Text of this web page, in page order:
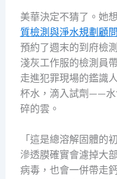
美華決定不猜了。她
質檢測與淨水規劃顧
預約了週末的到府檢
淺灰工作服的檢測員
走進犯罪現場的鑑識
杯水，滴入試劑——水
碎的雲。
「這是總溶解固體的
滲透膜確實會濾掉大
病毒，也會一併帶走